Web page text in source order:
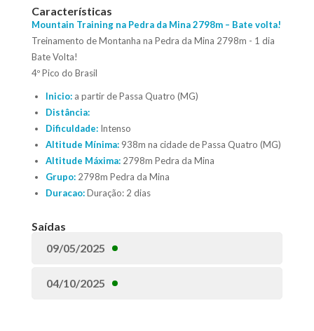
Características
Mountain Training na Pedra da Mina 2798m – Bate volta!
Treinamento de Montanha na Pedra da Mina 2798m - 1 dia
Bate Volta!
4º Pico do Brasil
Inicio:a partir de Passa Quatro (MG)
Distância:
Dificuldade:Intenso
Altitude Mínima: 938m na cidade de Passa Quatro (MG)
Altitude Máxima: 2798m Pedra da Mina
Grupo:2798m Pedra da Mina
Duracao:Duração: 2 dias
Saídas
09/05/2025
04/10/2025